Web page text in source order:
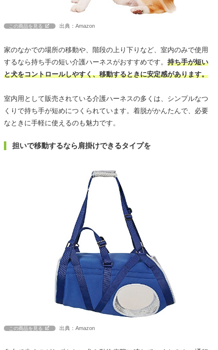
この商品を見る 出典：Amazon
家のなかでの場所の移動や、階段の上り下りなど、室内のみで使用
するなら持ち手の短い介護ハーネスがおすすめです。 持ち手が短い
と犬をコントロールしやすく、移動するときに安定感があります。
室内用として販売されている介護ハーネスの多くは、シンプルなつ
くりで持ち手が短めにつくられています。着脱がかんたんで、必要
なときに手軽に使えるのも魅力です。
担いで移動するなら肩掛けできるタイプを
この商品を見る 出典：Amazon